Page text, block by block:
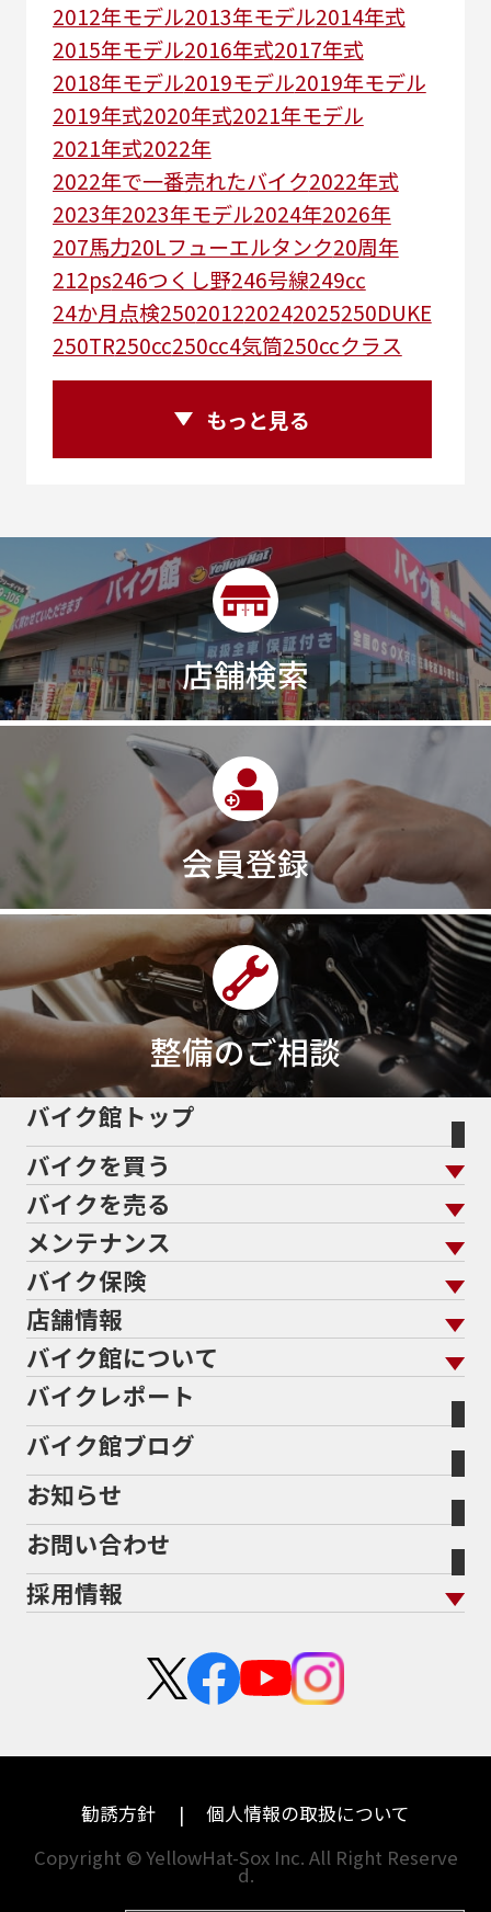
2012年モデル2013年モデル2014年式
2015年モデル2016年式2017年式
2018年モデル2019モデル2019年モデル
2019年式2020年式2021年モデル
2021年式2022年
2022年で一番売れたバイク2022年式
2023年2023年モデル2024年2026年
207馬力20Lフューエルタンク20周年
212ps246つくし野246号線249㏄
24か月点検250201220242025250DUKE
250TR250cc250cc4気筒250ccクラス
250ccスーパースポーツ250アメリカン
250ｃｃアドベンチャー250ｃｃツアラー
2年保証付き2月29日まで2本2気筒
2気筒エンジン2級ボイラー技士2輪
300㎞/ｈ30th
30th Anniversary
30th記念モデル30万以下30周年
30周年記念モデル313cc320台限定
320ｃｃ350cc35ps390390ADVENTURE
390DUKE390アドベンチャー
3気筒エンジン
3気筒クロスプレーン3点パニア
3輪スポーツバイク400400X ABS400cc
400ccアメリカン400アメリカン
400ｃｃスポーツ400ｃｃモタード
43馬力464848ps4D94V 4ストローク
4ミニ4月4気筒5/31 5000円 500cc
50cc
50cc新車50cc限定50th Anniversary
50thAnniversary50th記念モデル50周年
50周年記念モデル5600シリーズ
5インチカラーTFT液晶5バルブ5月600cc
60Thモデル 60th
61馬力636cc
689cc690SMCR
701エンデューロ72PS750750cc75th
765773cc800cc80s80万以下
80万以下大型80万円以下82185馬力883
883R890DUKE899 Panigale8月8月11日
8耐8耐見に行きたい
946ml950S950cc
ADDRESSADDRESS 110ADVADV150
ADV160AEROX
AEROX155 ABS
ANNIVERSARYAPEAPE 100 DXAPEX
ARMORED CORE2
Address125
BALIUSⅡBANDIT
BANDIT 1250FBANDIT 1250S
BANDIT1250FBANDIT1250SBBQ
BEETフルエキ
BEETマフラー
BLACKLIMITEDBMW
BMW S1000RR Mパッケージ
もっと見る
店舗検索
会員登録
整備のご相談
バイク館トップ
バイクを買う
バイクを買う トップ
バイクを探す
メーカーから探す
色から探す
スタイルから探す
排気量から探す
地域から探す
走行距離から探す
中古車から探す
バイクを売る
バイクを売る トップ
バイク館買取の強み
バイクを高く売るコツ
バイク買取の流れ
全国展開の強み
よくあるご質問
バイク買取強化車両
メーカー別買取相場・
ヤマハ
ホンダ
スズキ
ハーレーダビッドソン
ドゥカティ
トライアンフ
アプリリア
KTM
モトグッツイ
MVアグスタ
他海外ﾒｰｶｰ
メンテナンス
メンテナンス トップ
バイク点検
バイク車検
Bikeep
プロテクションフィルム
バイク保険
バイク保険 トップ
自賠責保険
任意保険
バイク保険無料見積り（現在未加入の方）
バイク保険無料見積り（他社でご加入の方）
盗難保険
店舗情報
店舗情報 トップ
北海道
宮城
福島
茨城
栃木
兵庫
バイク館について
バイク館について トップ
バイク館が選ばれる理由
会社概要
沿革
二輪公正取引協議会加盟店
バイクレポート
バイク館ブログ
お知らせ
お問い合わせ
採用情報
中途採用・アルバイト
勧誘方針
個人情報の取扱について
Copyright © YellowHat-Sox Inc. All Right Reserve
d.